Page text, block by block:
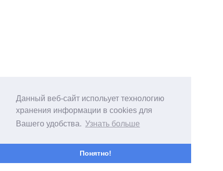
Данный веб-сайт испольует технологию
хранения информации в cookies для
Вашего удобства. Узнать больше
Понятно!